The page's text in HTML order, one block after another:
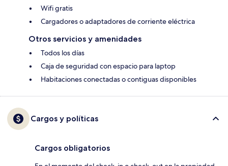
Wifi gratis
Cargadores o adaptadores de corriente eléctrica
Otros servicios y amenidades
Todos los días
Caja de seguridad con espacio para laptop
Habitaciones conectadas o contiguas disponibles
Cargos y políticas
Cargos obligatorios